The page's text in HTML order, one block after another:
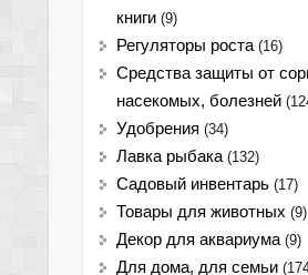
книги (9)
Регуляторы роста (16)
Средства защиты от
насекомых, болезней
Удобрения (34)
Лавка рыбака (132)
Садовый инвентарь (17)
Товары для животных (9)
Декор для аквариума (9)
Для дома, для семьи